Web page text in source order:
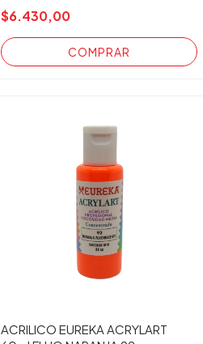
$6.430,00
ACRILICO EUREKA ACRYLART